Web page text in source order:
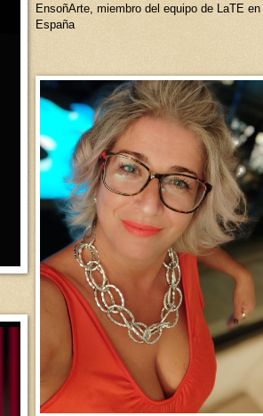
EnsoñArte, miembro del equipo de LaTE en
España